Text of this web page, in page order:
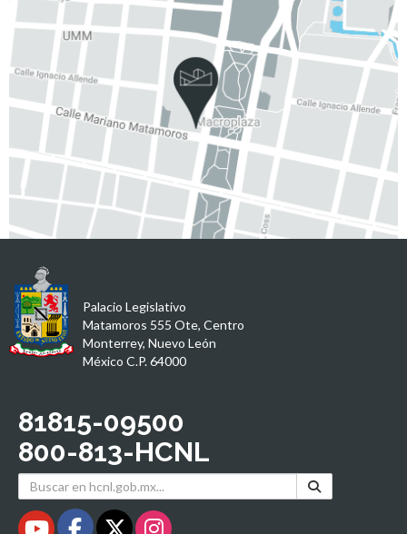
Palacio Legislativo
Matamoros 555 Ote, Centro
Monterrey, Nuevo León
México C.P. 64000
81815-09500
800-813-HCNL